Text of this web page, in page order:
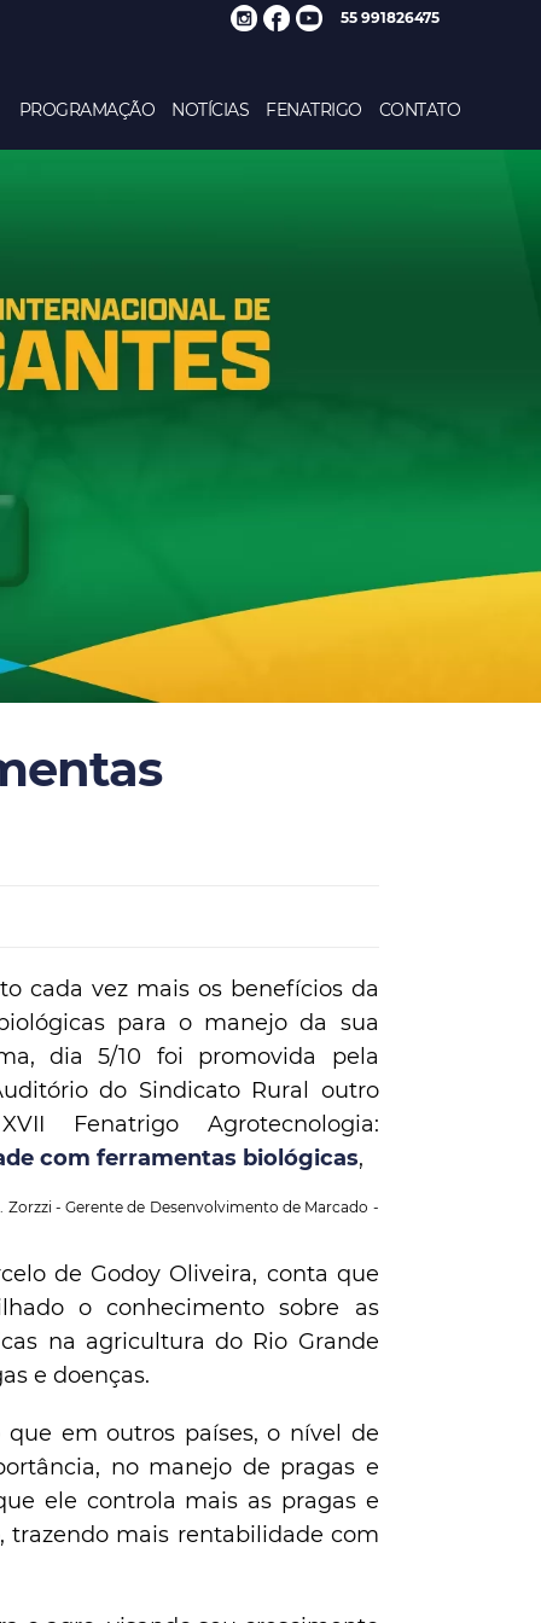
55 991826475
PROGRAMAÇÃO NOTÍCIAS FENATRIGO CONTATO
cada vez mais os benefícios da
para o manejo da sua
dia 5/10 foi promovida pela
do Sindicato Rural outro
Fenatrigo Agrotecnologia:
com ferramentas biológicas,
- Gerente de Desenvolvimento de Marcado -
de Godoy Oliveira, conta que
o conhecimento sobre as
na agricultura do Rio Grande
e doenças.
em outros países, o nível de
no manejo de pragas e
ele controla mais as pragas e
trazendo mais rentabilidade com